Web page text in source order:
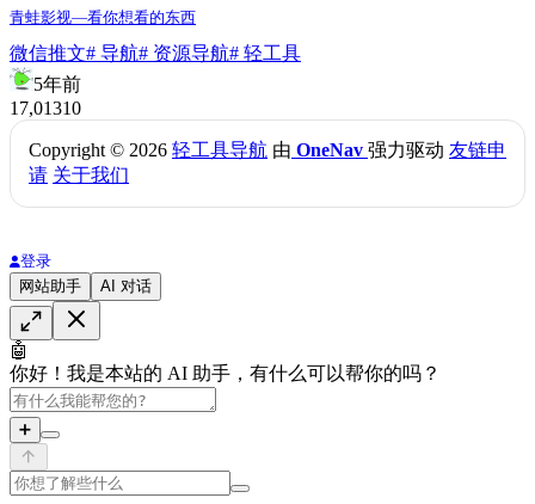
青蛙影视—看你想看的东西
微信推文# 导航# 资源导航# 轻工具
5年前
17,01310
Copyright © 2026 轻工具导航 由 OneNav 强力驱动 友链申
请 关于我们
登录
网站助手
AI 对话
🤖
你好！我是本站的 AI 助手，有什么可以帮你的吗？
➕